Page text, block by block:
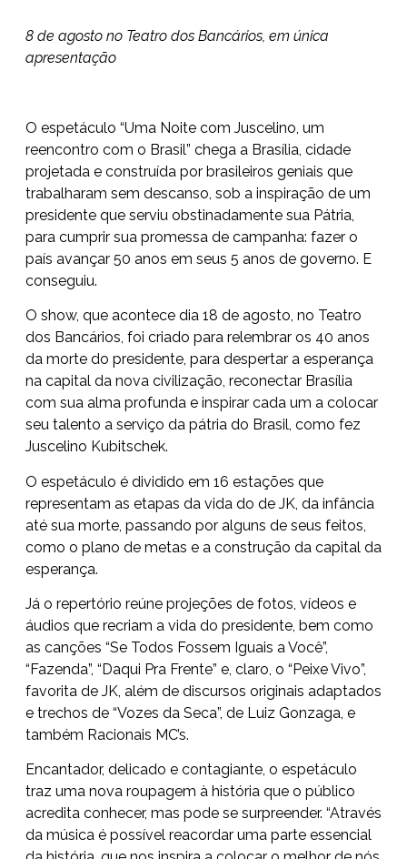
8 de agosto no Teatro dos Bancários, em única
apresentação
O espetáculo “Uma Noite com Juscelino, um
reencontro com o Brasil” chega a Brasília, cidade
projetada e construída por brasileiros geniais que
trabalharam sem descanso, sob a inspiração de um
presidente que serviu obstinadamente sua Pátria,
para cumprir sua promessa de campanha: fazer o
país avançar 50 anos em seus 5 anos de governo. E
conseguiu.
O show, que acontece dia 18 de agosto, no Teatro
dos Bancários, foi criado para relembrar os 40 anos
da morte do presidente, para despertar a esperança
na capital da nova civilização, reconectar Brasília
com sua alma profunda e inspirar cada um a colocar
seu talento a serviço da pátria do Brasil, como fez
Juscelino Kubitschek.
O espetáculo é dividido em 16 estações que
representam as etapas da vida do de JK, da infância
até sua morte, passando por alguns de seus feitos,
como o plano de metas e a construção da capital da
esperança.
Já o repertório reúne projeções de fotos, vídeos e
áudios que recriam a vida do presidente, bem como
as canções “Se Todos Fossem Iguais a Você”,
“Fazenda”, “Daqui Pra Frente” e, claro, o “Peixe Vivo”,
favorita de JK, além de discursos originais adaptados
e trechos de “Vozes da Seca”, de Luiz Gonzaga, e
também Racionais MC’s.
Encantador, delicado e contagiante, o espetáculo
traz uma nova roupagem à história que o público
acredita conhecer, mas pode se surpreender. “Através
da música é possível reacordar uma parte essencial